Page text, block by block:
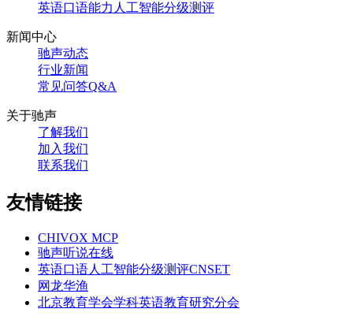
英语口语能力人工智能分级测评
新闻中心
驰声动态
行业新闻
常见问答Q&A
关于驰声
了解我们
加入我们
联系我们
友情链接
CHIVOX MCP
驰声听说在线
英语口语人工智能分级测评CNSET
网龙华渔
北京教育学会学科英语教育研究分会